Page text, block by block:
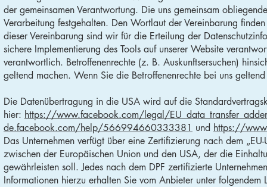
der gemeinsamen Verantwortung. Die uns gemeinsam
Verarbeitung festgehalten. Den Wortlaut der Vereinbarung
dieser Vereinbarung sind wir für die Erteilung der
sichere Implementierung des Tools auf unserer Website
verantwortlich. Betroffenenrechte (z. B. Auskunftsersuchen)
geltend machen. Wenn Sie die Betroffenenrechte bei uns
Die Datenübertragung in die USA wird auf die
hier: https://www.facebook.com/legal/
de.facebook.com/help/566994660333381 und https://
Das Unternehmen verfügt über eine Zertifizierung nach dem
zwischen der Europäischen Union und den USA, der die
gewährleisten soll. Jedes nach dem DPF zertifizierte
Informationen hierzu erhalten Sie vom Anbieter unter folgendem